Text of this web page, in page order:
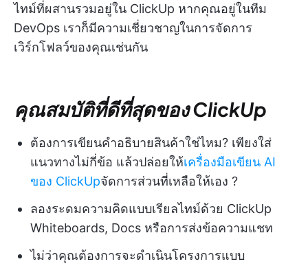
ไทม์ที่ผสานรวมอยู่ใน ClickUp หากคุณอยู่ในทีม
DevOps เราก็มีความเชี่ยวชาญในการจัดการ
เวิร์กโฟลว์ของคุณเช่นกัน
คุณสมบัติที่ดีที่สุดของ ClickUp
ต้องการเขียนคำอธิบายสินค้าใช่ไหม? เพียงใส่
แนวทางไม่กี่ข้อ แล้วปล่อยให้เครื่องมือเขียน AI
ของ ClickUpจัดการส่วนที่เหลือให้เอง ?
ลองระดมความคิดแบบเรียลไทม์ด้วย ClickUp
Whiteboards, Docs หรือการส่งข้อความแชท
ไม่ว่าคุณต้องการจะดำเนินโครงการแบบ